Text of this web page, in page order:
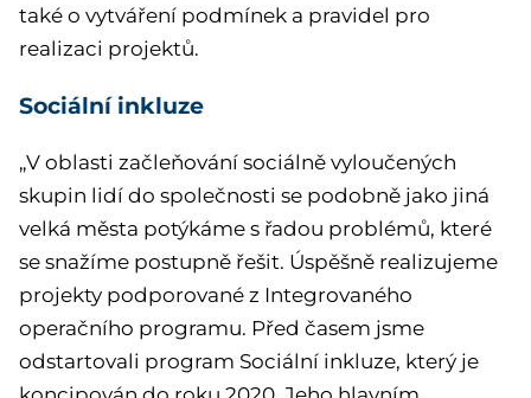
také o vytváření podmínek a pravidel pro
realizaci projektů.
Sociální inkluze
„V oblasti začleňování sociálně vyloučených
skupin lidí do společnosti se podobně jako jiná
velká města potýkáme s řadou problémů, které
se snažíme postupně řešit. Úspěšně realizujeme
projekty podporované z Integrovaného
operačního programu. Před časem jsme
odstartovali program Sociální inkluze, který je